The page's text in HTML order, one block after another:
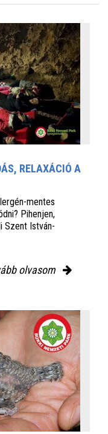
RELAXÁCIÓ A
mentes
Pihenjen,
Szent István-
olvasom